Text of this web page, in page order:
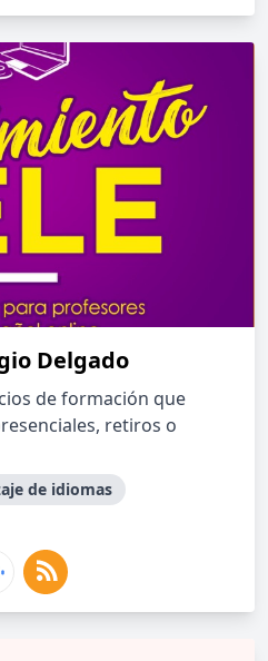
Delgado
de formación que
retiros o
de idiomas